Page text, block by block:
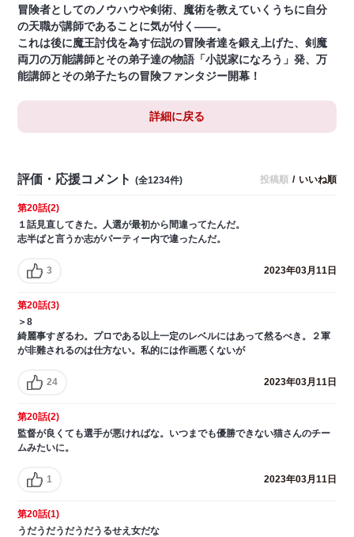
冒険者としてのノウハウや剣術、魔術を教えていくうちに自分
の天職が講師であることに気が付く——。
これは後に魔王討伐を為す伝説の冒険者達を鍛え上げた、剣魔
両刀の万能講師とその弟子達の物語「小説家になろう」発、万
能講師とその弟子たちの冒険ファンタジー開幕！
詳細に戻る
評価・応援コメント (全1234件) 投稿順 / いいね順
第20話(2)
１話見直してきた。人選が最初から間違ってたんだ。
志半ばと言うか志がパーティー内で違ったんだ。
3 2023年03月11日
第20話(3)
＞8
綺麗事すぎるわ。プロである以上一定のレベルにはあって然るべき。２軍
が非難されるのは仕方ない。私的には作画悪くないが
24 2023年03月11日
第20話(2)
監督が良くても選手が悪ければな。いつまでも優勝できない猫さんのチー
ムみたいに。
1 2023年03月11日
第20話(1)
うだうだうだうだうるせえ女だな